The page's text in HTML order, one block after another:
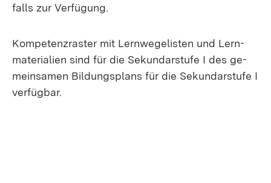
falls zur Ver­fü­gung.
Kom­pe­tenz­ras­ter mit Lern­we­ge­lis­ten und Lern­
ma­te­ria­li­en sind für die Se­kun­dar­stu­fe I des ge­
mein­sa­men Bil­dungs­plans für die Se­kun­dar­stu­fe I
ver­füg­bar.